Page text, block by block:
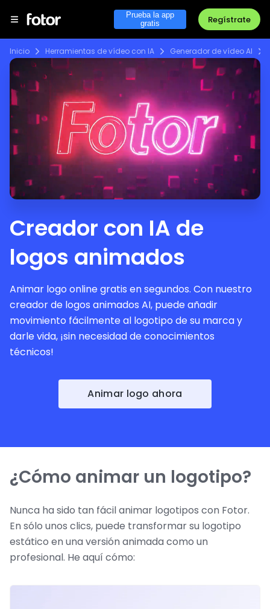
Prueba la app
gratis
Regístrate
Inicio Herramientas de vídeo con IA Generador de vídeo AI
Creador con IA de
logos animados
Animar logo online gratis en segundos. Con nuestro
creador de logos animados AI, puede añadir
movimiento fácilmente al logotipo de su marca y
darle vida, ¡sin necesidad de conocimientos
técnicos!
Animar logo ahora
¿Cómo animar un logotipo?
Nunca ha sido tan fácil animar logotipos con Fotor.
En sólo unos clics, puede transformar su logotipo
estático en una versión animada como un
profesional. He aquí cómo: